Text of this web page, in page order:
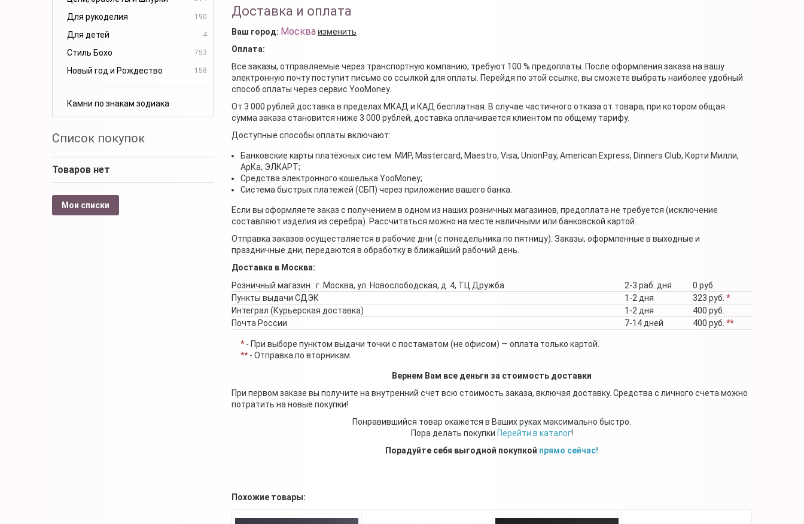
Для рукоделия 190
Для детей 4
Стиль Бохо 753
Новый год и Рождество 158
Камни по знакам зодиака
Список покупок
Товаров нет
Мои списки
Доставка и оплата
Ваш город: Москваизменить
Оплата:
Все заказы, отправляемые через транспортную компанию, требуют 100 % предоплаты. После оформления заказа на вашу
электронную почту поступит письмо со ссылкой для оплаты. Перейдя по этой ссылке, вы сможете выбрать наиболее удобный
способ оплаты через сервис YooMoney.
От 3 000 рублей доставка в пределах МКАД и КАД бесплатная. В случае частичного отказа от товара, при котором общая
сумма заказа становится ниже 3 000 рублей, доставка оплачивается клиентом по общему тарифу.
Доступные способы оплаты включают:
Банковские карты платёжных систем: МИР, Mastercard, Maestro, Visa, UnionPay, American Express, Dinners Club, Корти Милли,
АрКа, ЭЛКАРТ;
Средства электронного кошелька YooMoney;
Система быстрых платежей (СБП) через приложение вашего банка.
Если вы оформляете заказ с получением в одном из наших розничных магазинов, предоплата не требуется (исключение
составляют изделия из серебра). Рассчитаться можно на месте наличными или банковской картой.
Отправка заказов осуществляется в рабочие дни (с понедельника по пятницу). Заказы, оформленные в выходные и
праздничные дни, передаются в обработку в ближайший рабочий день.
Доставка в Москва:
Розничный магазин : г. Москва, ул. Новослободская, д. 4, ТЦ Дружба
2-3 раб. дня
0 руб.
Пункты выдачи СДЭК
1-2 дня 323 руб. *
Интеграл (Курьерская доставка)
1-2 дня
400 руб.
Почта России
7-14 дней 400 руб. **
*- При выборе пунктом выдачи точки с постаматом (не офисом) — оплата только картой.
**- Отправка по вторникам.
Вернем Вам все деньги за стоимость доставки
При первом заказе вы получите на внутренний счет всю стоимость заказа, включая доставку. Средства с личного счета можно
потратить на новые покупки!
Понравившийся товар окажется в Ваших руках максимально быстро.
Пора делать покупки Перейти в каталог!
Порадуйте себя выгодной покупкой прямо сейчас!
Похожие товары: